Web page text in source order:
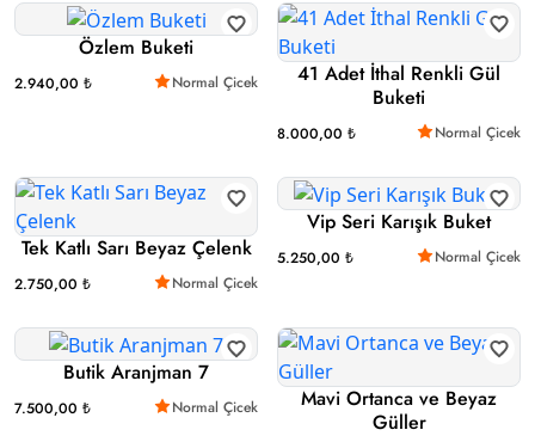
Özlem Buketi
2.940,00 ₺ Normal Çicek
41 Adet İthal Renkli Gül
Buketi
8.000,00 ₺ Normal Çicek
Tek Katlı Sarı Beyaz Çelenk
2.750,00 ₺ Normal Çicek
Vip Seri Karışık Buket
5.250,00 ₺ Normal Çicek
Butik Aranjman 7
7.500,00 ₺ Normal Çicek
Mavi Ortanca ve Beyaz
Güller